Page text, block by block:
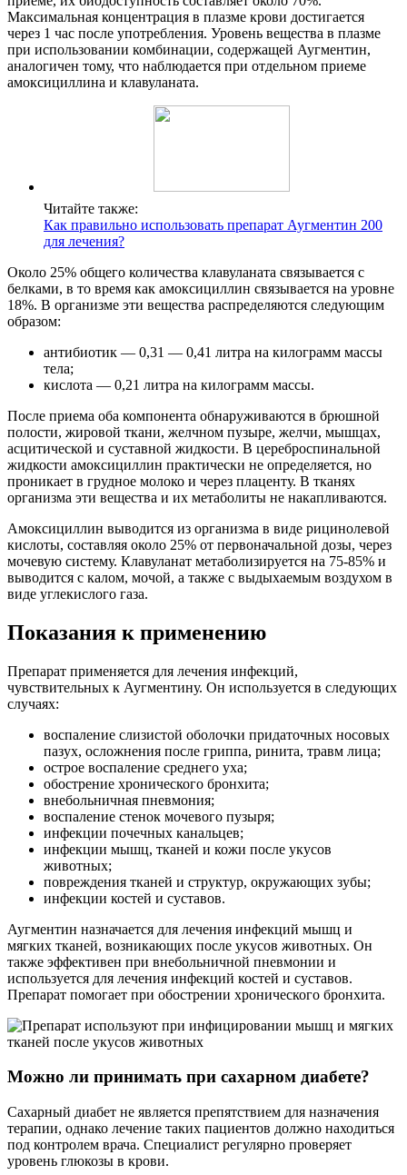
Максимальная концентрация в плазме крови достигается
через 1 час после употребления. Уровень вещества в плазме
при использовании комбинации, содержащей Аугментин,
аналогичен тому, что наблюдается при отдельном приеме
амоксициллина и клавуланата.
Читайте также:
Как правильно использовать препарат Аугментин 200
для лечения?
Около 25% общего количества клавуланата связывается с
белками, в то время как амоксициллин связывается на уровне
18%. В организме эти вещества распределяются следующим
образом:
антибиотик — 0,31 — 0,41 литра на килограмм массы
тела;
кислота — 0,21 литра на килограмм массы.
После приема оба компонента обнаруживаются в брюшной
полости, жировой ткани, желчном пузыре, желчи, мышцах,
асцитической и суставной жидкости. В цереброспинальной
жидкости амоксициллин практически не определяется, но
проникает в грудное молоко и через плаценту. В тканях
организма эти вещества и их метаболиты не накапливаются.
Амоксициллин выводится из организма в виде рицинолевой
кислоты, составляя около 25% от первоначальной дозы, через
мочевую систему. Клавуланат метаболизируется на 75-85% и
выводится с калом, мочой, а также с выдыхаемым воздухом в
виде углекислого газа.
Показания к применению
Препарат применяется для лечения инфекций,
чувствительных к Аугментину. Он используется в следующих
случаях:
воспаление слизистой оболочки придаточных носовых
пазух, осложнения после гриппа, ринита, травм лица;
острое воспаление среднего уха;
обострение хронического бронхита;
внебольничная пневмония;
воспаление стенок мочевого пузыря;
инфекции почечных канальцев;
инфекции мышц, тканей и кожи после укусов
животных;
повреждения тканей и структур, окружающих зубы;
инфекции костей и суставов.
Аугментин назначается для лечения инфекций мышц и
мягких тканей, возникающих после укусов животных. Он
также эффективен при внебольничной пневмонии и
используется для лечения инфекций костей и суставов.
Препарат помогает при обострении хронического бронхита.
Можно ли принимать при сахарном диабете?
Сахарный диабет не является препятствием для назначения
терапии, однако лечение таких пациентов должно находиться
под контролем врача. Специалист регулярно проверяет
уровень глюкозы в крови.